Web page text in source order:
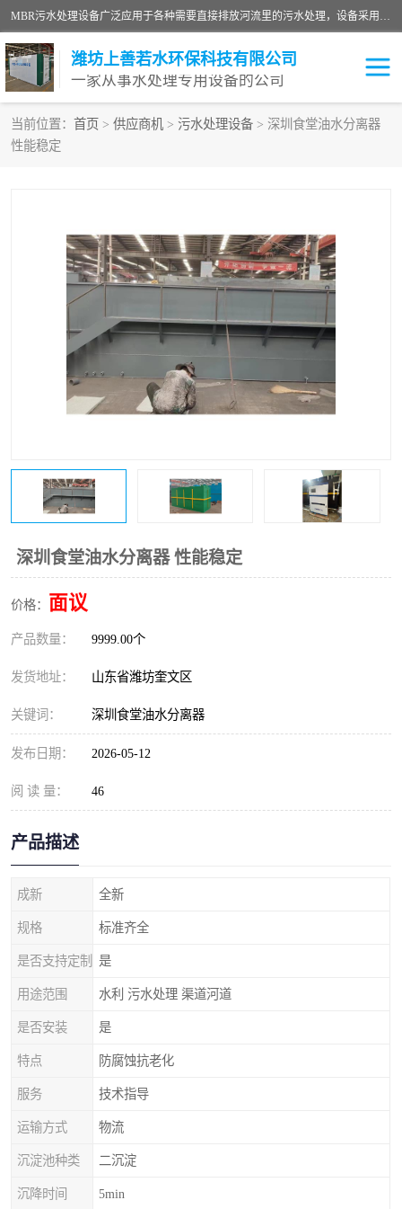
MBR污水处理设备广泛应用于各种需要直接排放河流里的污水处理，设备采用膜生物反应器（Membrane Bioreactor,简称MBR〕技术，取代了传统工艺中的二沉池，它可以*地进行固液分离，得到直接使用的稳定中水，又可在生物池内维持高浓度的微生物量，工艺剩余污泥少，极有效地去除氨氮，出水悬浮物和浊度接近于零，出水中细菌和病毒被大幅度去除，能耗低，占地面积小。
潍坊上善若水环保科技有限公司
一家从事水处理专用设备的公司
当前位置： 首页 > 供应商机 > 污水处理设备 > 深圳食堂油水分离器
性能稳定
深圳食堂油水分离器 性能稳定
价格： 面议
产品数量： 9999.00个
发货地址： 山东省潍坊奎文区
关键词： 深圳食堂油水分离器
发布日期： 2026-05-12
阅 读 量： 46
产品描述
成新 全新
规格 标准齐全
是否支持定制 是
用途范围 水利 污水处理 渠道河道
是否安装 是
特点 防腐蚀抗老化
服务 技术指导
运输方式 物流
沉淀池种类 二沉淀
沉降时间 5min
污水处理设备
洗涤污水处理设备 实验室污水处理设备
诊所门诊污水处理设备 臭氧消毒设备
养殖污水处理设备 屠宰污水处理设备
一体化污水处理设备 食品制造业污水处理设备
医院辐射污水衰变池